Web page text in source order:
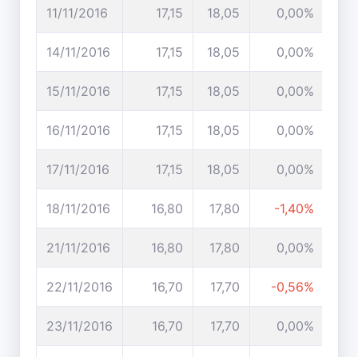
11/11/2016 17,15 18,05 0,00%
14/11/2016 17,15 18,05 0,00%
15/11/2016 17,15 18,05 0,00%
16/11/2016 17,15 18,05 0,00%
17/11/2016 17,15 18,05 0,00%
18/11/2016 16,80 17,80 -1,40%
21/11/2016 16,80 17,80 0,00%
22/11/2016 16,70 17,70 -0,56%
23/11/2016 16,70 17,70 0,00%